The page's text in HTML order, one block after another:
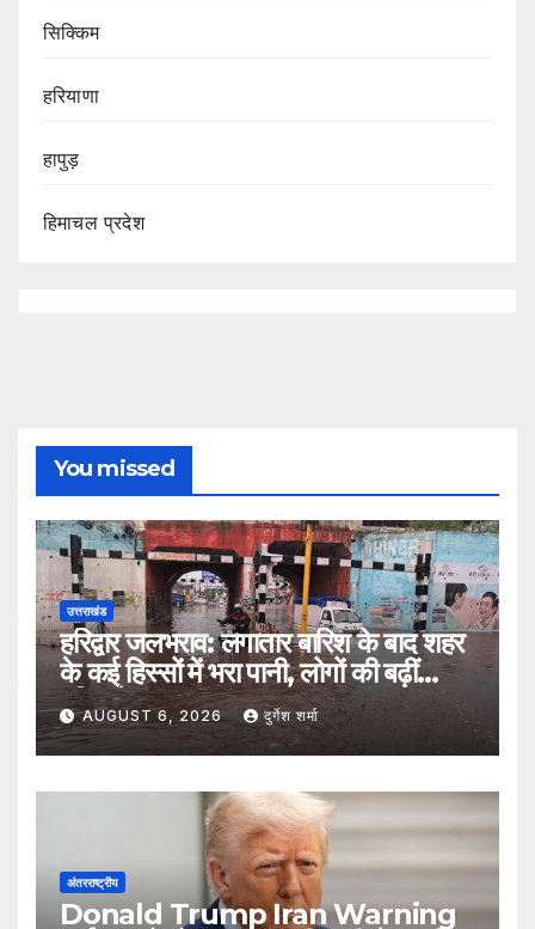
सिक्किम
हरियाणा
हापुड़
हिमाचल प्रदेश
You missed
उत्तराखंड
हरिद्वार जलभराव: लगातार बारिश के बाद शहर
के कई हिस्सों में भरा पानी, लोगों की बढ़ीं
मुश्किलें
AUGUST 6, 2026 दुर्गेश शर्मा
अंतरराष्ट्रीय
Donald Trump Iran Warning